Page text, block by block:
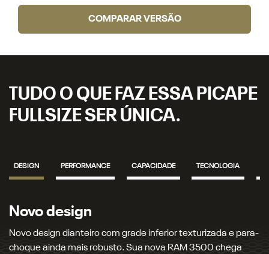
COMPARAR VERSÃO
TUDO O QUE FAZ ESSA PICAPE
FULLSIZE SER ÚNICA.
DESIGN PERFORMANCE CAPACIDADE TECNOLOGIA
Novo design
Novo design dianteiro com grade inferior texturizada e para-
choque ainda mais robusto. Sua nova RAM 3500 chega